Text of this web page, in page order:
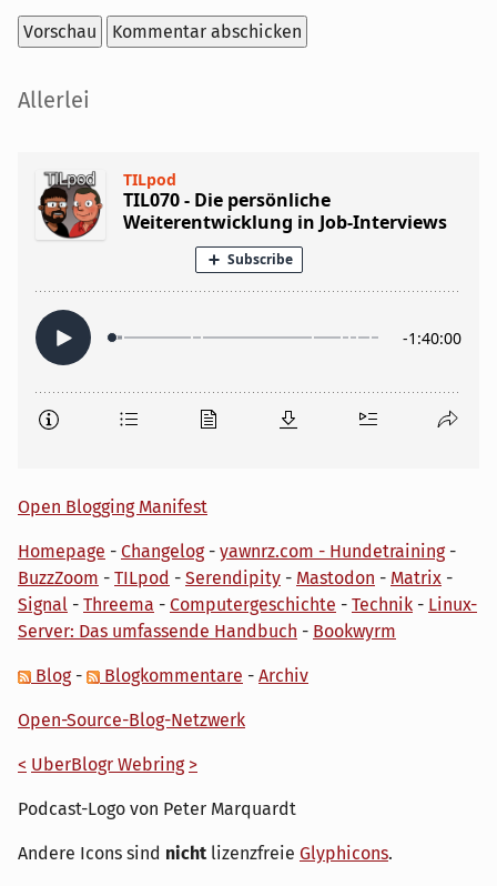
Seitenleiste
Allerlei
Open Blogging Manifest
Homepage - Changelog- yawnrz.com - Hundetraining-
BuzzZoom - TILpod - Serendipity - Mastodon - Matrix -
Signal - Threema - Computergeschichte - Technik - Linux-
Server: Das umfassende Handbuch - Bookwyrm
Blog- Blogkommentare - Archiv
Open-Source-Blog-Netzwerk
< UberBlogr Webring >
Podcast-Logo von Peter Marquardt
Andere Icons sind nicht lizenzfreie Glyphicons.